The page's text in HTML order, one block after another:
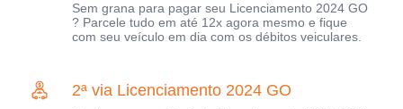
Sem grana para pagar seu Licenciamento 2024 GO
? Parcele tudo em até 12x agora mesmo e fique
com seu veículo em dia com os débitos veiculares.
2ª via Licenciamento 2024 GO